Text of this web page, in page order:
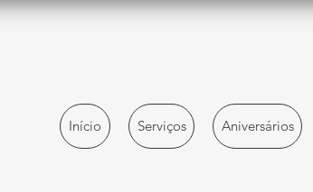
Início Serviços Aniversários